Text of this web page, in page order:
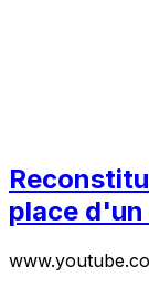
place